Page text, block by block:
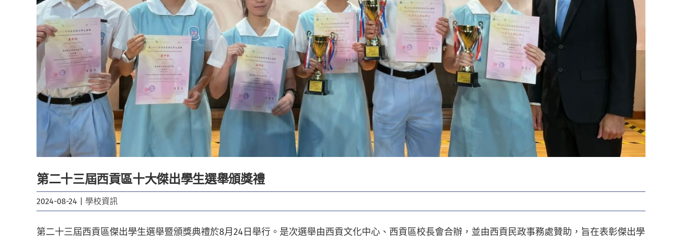
第二十三屆西貢區十大傑出學生選舉頒獎禮
2024-08-24 學校資訊
第二十三屆西貢區傑出學生選舉暨頒獎典禮於8月24日舉行。是次選舉由西貢文化中心、西貢區校長會合辦，並由西貢民政事務處贊助，旨在表彰傑出學